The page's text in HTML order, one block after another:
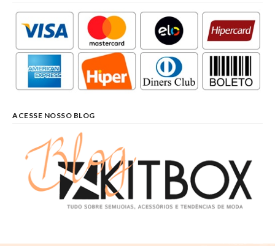
ACESSE NOSSO BLOG